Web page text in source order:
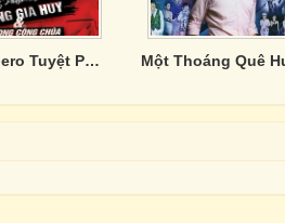
Chào Bolero Tuyệt Phẩm Tình Ca